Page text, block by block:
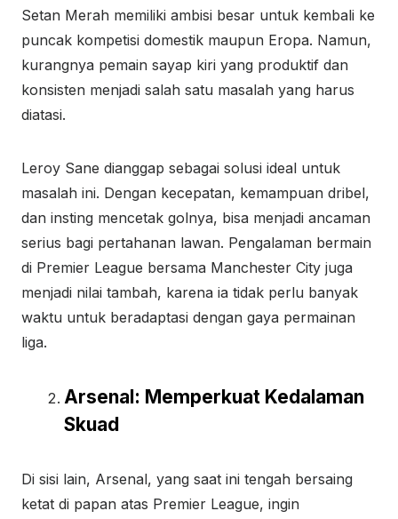
Setan Merah memiliki ambisi besar untuk kembali ke
puncak kompetisi domestik maupun Eropa. Namun,
kurangnya pemain sayap kiri yang produktif dan
konsisten menjadi salah satu masalah yang harus
diatasi.
Leroy Sane dianggap sebagai solusi ideal untuk
masalah ini. Dengan kecepatan, kemampuan dribel,
dan insting mencetak golnya, bisa menjadi ancaman
serius bagi pertahanan lawan. Pengalaman bermain
di Premier League bersama Manchester City juga
menjadi nilai tambah, karena ia tidak perlu banyak
waktu untuk beradaptasi dengan gaya permainan
liga.
Arsenal: Memperkuat Kedalaman
Skuad
Di sisi lain, Arsenal, yang saat ini tengah bersaing
ketat di papan atas Premier League, ingin